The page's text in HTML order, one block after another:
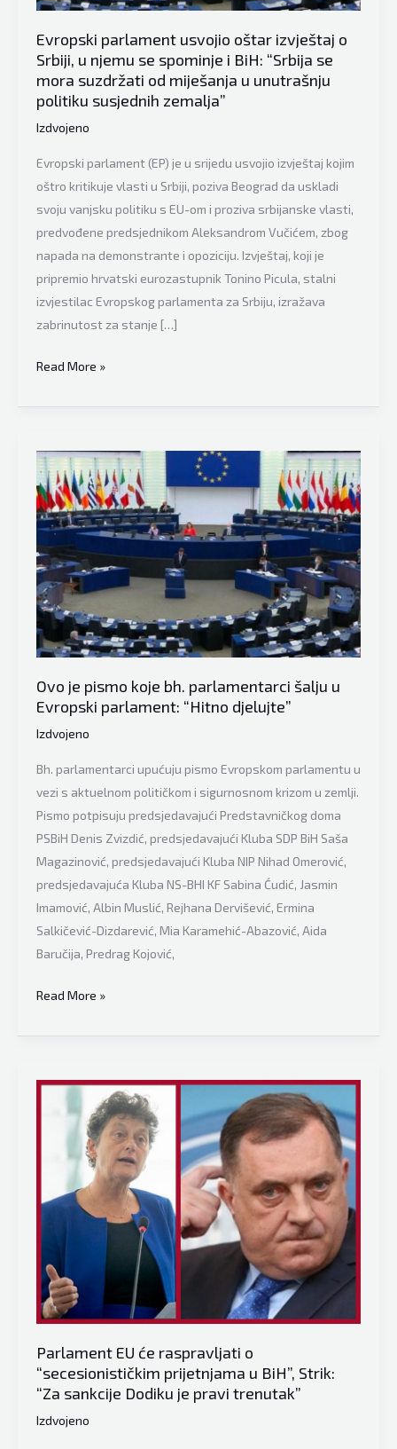
Evropski parlament usvojio oštar izvještaj o
Srbiji, u njemu se spominje i BiH: “Srbija se
mora suzdržati od miješanja u unutrašnju
politiku susjednih zemalja”
Izdvojeno
Evropski parlament (EP) je u srijedu usvojio izvještaj kojim
oštro kritikuje vlasti u Srbiji, poziva Beograd da uskladi
svoju vanjsku politiku s EU-om i proziva srbijanske vlasti,
predvođene predsjednikom Aleksandrom Vučićem, zbog
napada na demonstrante i opoziciju. Izvještaj, koji je
pripremio hrvatski eurozastupnik Tonino Picula, stalni
izvjestilac Evropskog parlamenta za Srbiju, izražava
zabrinutost za stanje […]
Evropski
usvojio
izvještaj
o
Srbiji,
u
njemu
se
spominje
i
BiH:
se
mora
suzdržati
miješanja
unutrašnju
susjednih
zemalja”
Read More »
Ovo je pismo koje bh. parlamentarci šalju u
Evropski parlament: “Hitno djelujte”
Izdvojeno
Bh. parlamentarci upućuju pismo Evropskom parlamentu u
vezi s aktuelnom političkom i sigurnosnom krizom u zemlji.
Pismo potpisuju predsjedavajući Predstavničkog doma
PSBiH Denis Zvizdić, predsjedavajući Kluba SDP BiH Saša
Magazinović, predsjedavajući Kluba NIP Nihad Omerović,
predsjedavajuća Kluba NS-BHI KF Sabina Ćudić, Jasmin
Imamović, Albin Muslić, Rejhana Dervišević, Ermina
Salkičević-Dizdarević, Mia Karamehić-Abazović, Aida
Baručija, Predrag Kojović,
Ovo
pismo
bh.
parlamentarci
Evropski
parlament:
djelujte”
Read More »
Parlament EU će raspravljati o
“secesionističkim prijetnjama u BiH”, Strik:
“Za sankcije Dodiku je pravi trenutak”
Izdvojeno